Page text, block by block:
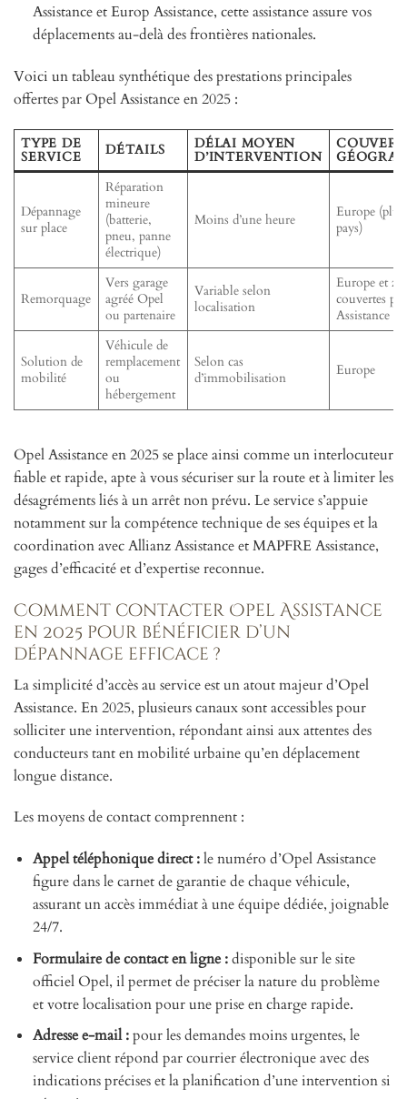
Assistance et Europ Assistance, cette assistance assure vos
déplacements au-delà des frontières nationales.
Voici un tableau synthétique des prestations principales
offertes par Opel Assistance en 2025 :
TYPE DE
SERVICE DÉTAILS DÉLAI MOYEN
D’INTERVENTION
Dépannage
sur place
Réparation
mineure
(batterie,
pneu, panne
électrique)
Moins d’une heure
Europe (plus
pays)
Remorquage
Vers garage
agréé Opel
ou partenaire
Variable selon
localisation
Europe et
couvertes
Assistance
Solution de
mobilité
Véhicule de
remplacement
ou
hébergement
Selon cas
d’immobilisation
Europe
Opel Assistance en 2025 se place ainsi comme un interlocuteur
fiable et rapide, apte à vous sécuriser sur la route et à limiter les
désagréments liés à un arrêt non prévu. Le service s’appuie
notamment sur la compétence technique de ses équipes et la
coordination avec Allianz Assistance et MAPFRE Assistance,
gages d’efficacité et d’expertise reconnue.
Comment contacter Opel Assistance
en 2025 pour bénéficier d’un
dépannage efficace ?
La simplicité d’accès au service est un atout majeur d’Opel
Assistance. En 2025, plusieurs canaux sont accessibles pour
solliciter une intervention, répondant ainsi aux attentes des
conducteurs tant en mobilité urbaine qu’en déplacement
longue distance.
Les moyens de contact comprennent :
Appel téléphonique direct :le numéro d’Opel Assistance
figure dans le carnet de garantie de chaque véhicule,
assurant un accès immédiat à une équipe dédiée, joignable
24/7.
Formulaire de contact en ligne :disponible sur le site
officiel Opel, il permet de préciser la nature du problème
et votre localisation pour une prise en charge rapide.
Adresse e-mail :pour les demandes moins urgentes, le
service client répond par courrier électronique avec des
indications précises et la planification d’une intervention si